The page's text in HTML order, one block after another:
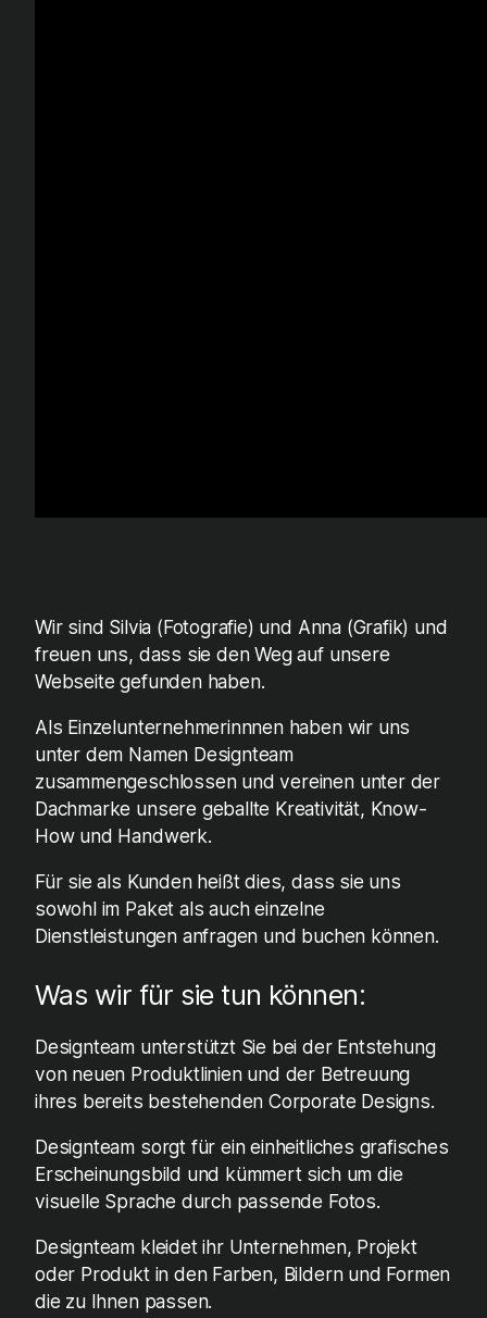
Wir sind Silvia (Fotografie) und Anna (Grafik) und
freuen uns, dass sie den Weg auf unsere
Webseite gefunden haben.
Als Einzelunternehmerinnnen haben wir uns
unter dem Namen Designteam
zusammengeschlossen und vereinen unter der
Dachmarke unsere geballte Kreativität, Know-
How und Handwerk.
Für sie als Kunden heißt dies, dass sie uns
sowohl im Paket als auch einzelne
Dienstleistungen anfragen und buchen können.
Was wir für sie tun können:
Designteam unterstützt Sie bei der Entstehung
von neuen Produktlinien und der Betreuung
ihres bereits bestehenden Corporate Designs.
Designteam sorgt für ein einheitliches grafisches
Erscheinungsbild und kümmert sich um die
visuelle Sprache durch passende Fotos.
Designteam kleidet ihr Unternehmen, Projekt
oder Produkt in den Farben, Bildern und Formen
die zu Ihnen passen.